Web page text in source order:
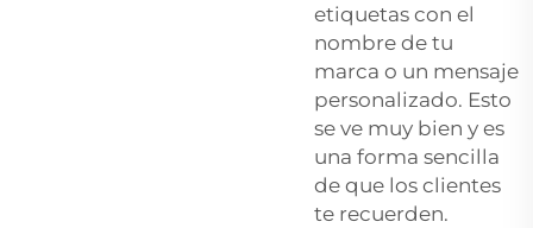
etiquetas con el
nombre de tu
marca o un mensaje
personalizado. Esto
se ve muy bien y es
una forma sencilla
de que los clientes
te recuerden.